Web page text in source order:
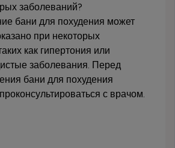
заболеваний?
бани для похудения может
при некоторых
как гипертония или
заболевания. Перед
бани для похудения
с врачом.